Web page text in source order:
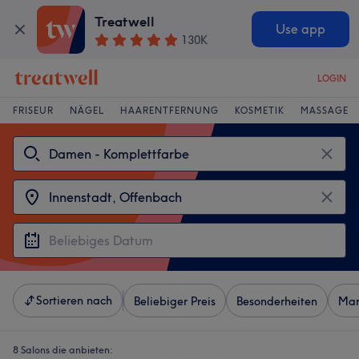
Treatwell
130K
Use app
LOGIN
FRISEUR NÄGEL HAARENTFERNUNG KOSMETIK MASSAGE
Sortieren nach Beliebiger Preis Besonderheiten
8 Salons die anbieten: